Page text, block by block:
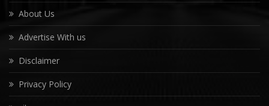
About Us
Advertise With us
Disclaimer
Privacy Policy